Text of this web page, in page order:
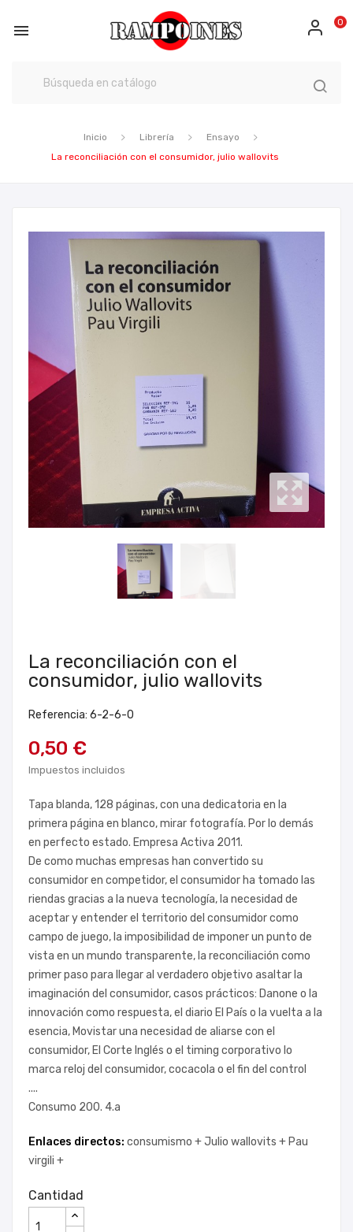
 0
Inicio Librería
Ensayo
La reconciliación con el consumidor, julio wallovits
La reconciliación con el
consumidor, julio wallovits
Referencia: 6-2-6-0
0,50 €
Impuestos incluidos
Tapa blanda, 128 páginas, con una dedicatoria en la
primera página en blanco, mirar fotografía. Por lo demás
en perfecto estado. Empresa Activa 2011.
De como muchas empresas han convertido su
consumidor en competidor, el consumidor ha tomado las
riendas gracias a la nueva tecnología, la necesidad de
aceptar y entender el territorio del consumidor como
campo de juego, la imposibilidad de imponer un punto de
vista en un mundo transparente, la reconciliación como
primer paso para llegar al verdadero objetivo asaltar la
imaginación del consumidor, casos prácticos: Danone o la
innovación como respuesta, el diario El País o la vuelta a la
esencia, Movistar una necesidad de aliarse con el
consumidor, El Corte Inglés o el timing corporativo lo
marca reloj del consumidor, cocacola o el fin del control
....
Consumo 200. 4.a
Enlaces directos: consumismo +Julio wallovits + Pau
virgili +
Cantidad